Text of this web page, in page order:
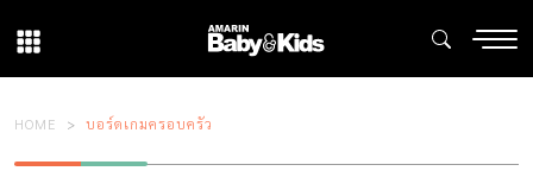
HOME บอร์ดเกมครอบครัว